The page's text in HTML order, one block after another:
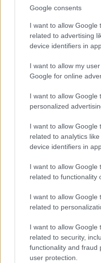
Google consents
I want to allow Google
related to advertising
device identifiers in
I want to allow my
Google for online
I want to allow Google
personalized
I want to allow Google
related to analytics
device identifiers in
I want to allow Google
related to functionality
I want to allow Google
related to
I want to allow Google
related to security,
functionality and fraud
user protection.
H πρώτη και μοναδική
2020 – Δορυφόρος